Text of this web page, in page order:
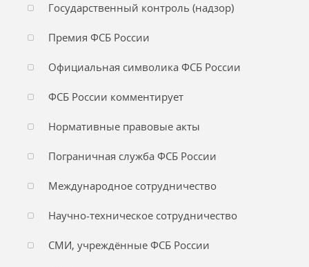
Государственный контроль (надзор)
Премия ФСБ России
Официальная символика ФСБ России
ФСБ России комментирует
Нормативные правовые акты
Пограничная служба ФСБ России
Международное сотрудничество
Научно-техническое сотрудничество
СМИ, учреждённые ФСБ России